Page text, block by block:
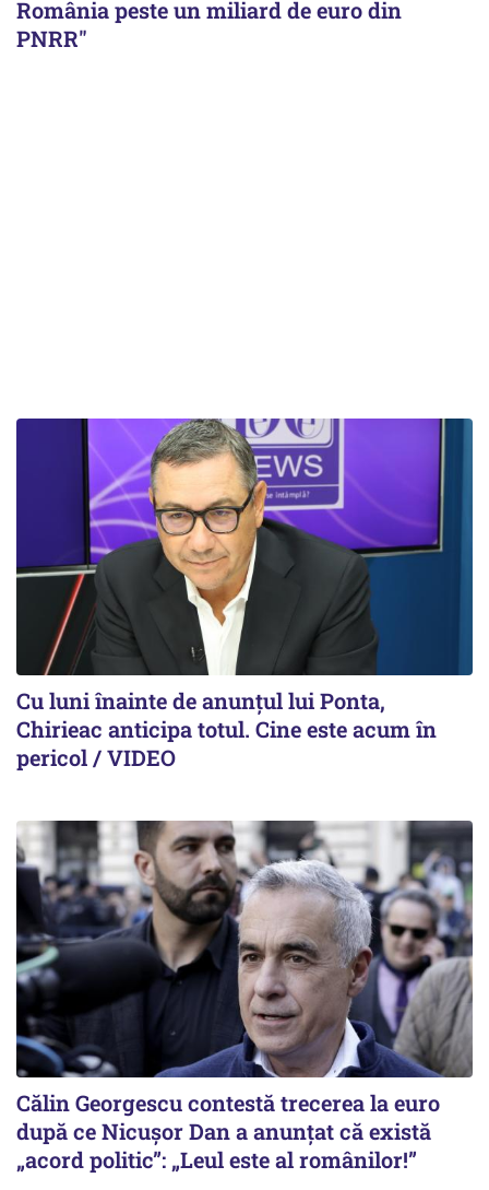
România peste un miliard de euro din
PNRR"
Cu luni înainte de anunțul lui Ponta,
Chirieac anticipa totul. Cine este acum în
pericol / VIDEO
Călin Georgescu contestă trecerea la euro
după ce Nicușor Dan a anunțat că există
„acord politic”: „Leul este al românilor!”